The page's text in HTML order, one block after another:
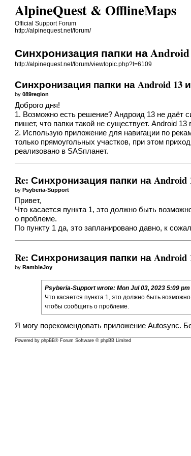
AlpineQuest & OfflineMaps
Official Support Forum
http://alpinequest.net/forum/
Синхронизация папки на
http://alpinequest.net/forum/viewtopic.php?t=6109
Синхронизация папки на Android 13
by089region
Доброго дня!
1. Возможно есть решение? Андроид 13 не даёт
пишет, что папки такой не существует. Android
2. Использую приложение для навигации по
только прямоугольных участков, при этом
реализовано в SASпланет.
Re: Синхронизация папки на
byPsyberia-Support
Привет,
Что касается пункта 1, это должно быть
о проблеме.
По пункту 1 да, это запланировано давно, к
Re: Синхронизация папки на
byRambleJoy
Psyberia-Supportwrote: Mon Jul 03, 2023 5:09 pm
Что касается пункта 1, это должно быть
чтобы сообщить о проблеме.
Я могу порекомендовать приложение Autosync.
Powered byphpBB® Forum Software © phpBB Limited